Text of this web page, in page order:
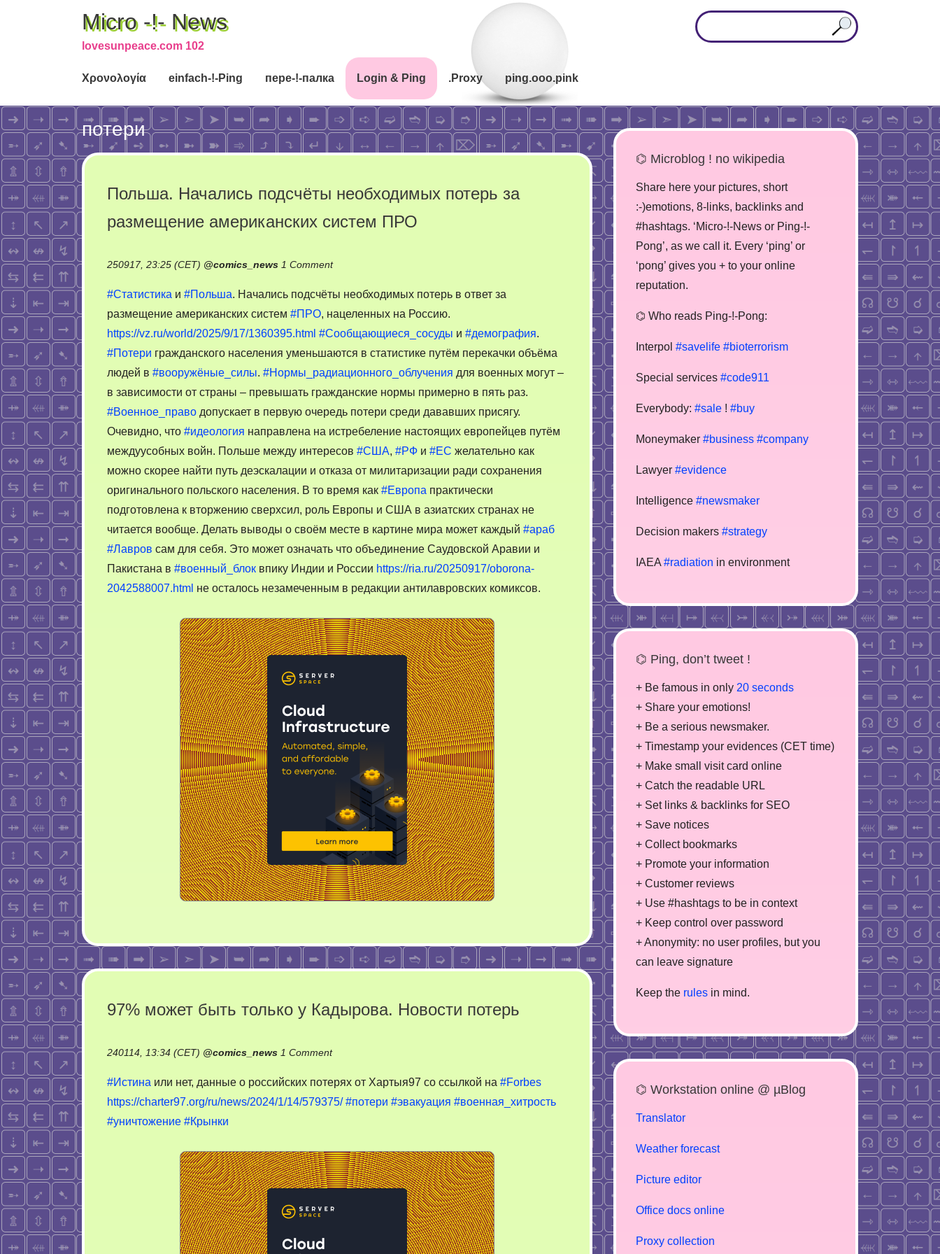
Micro -!- News
lovesunpeace.com 102
Χρονολογία einfach-!-Ping пере-!-палка Login & Ping .Proxy ping.ooo.pink
потери
Польша. Начались подсчёты необходимых потерь за
размещение американских систем ПРО
250917, 23:25 (CET) @comics_news 1 Commenton
Начались
подсчёты
необходимых
потерь
за
систем
ПРО
#Статистика и #Польша. Начались подсчёты необходимых потерь в ответ за
размещение американских систем #ПРО, нацеленных на Россию.
https://vz.ru/world/2025/9/17/1360395.html #Сообщающиеся_сосуды и #демография.
#Потери гражданского населения уменьшаются в статистике путём перекачки объёма
людей в #вооружёные_силы. #Нормы_радиационного_облучения для военных могут –
в зависимости от страны – превышать гражданские нормы примерно в пять раз.
#Военное_право допускает в первую очередь потери среди дававших присягу.
Очевидно, что #идеология направлена на истребеление настоящих европейцев путём
междуусобных войн. Польше между интересов #США, #РФ и #ЕС желательно как
можно скорее найти путь деэскалации и отказа от милитаризации ради сохранения
оригинального польского населения. В то время как #Европа практически
подготовлена к вторжению сверхсил, роль Европы и США в азиатских странах не
читается вообще. Делать выводы о своём месте в картине мира может каждый #араб
#Лавров сам для себя. Это может означать что объединение Саудовской Аравии и
Пакистана в #военный_блок впику Индии и России https://ria.ru/20250917/oborona-
2042588007.html не осталось незамеченным в редакции антилавровских комиксов.
97% может быть только у Кадырова. Новости потерь
240114, 13:34 (CET) @comics_news 1 Commenton
может
быть
Кадырова.
Новости
потерь
#Истина или нет, данные о российских потерях от Хартыя97 со ссылкой на #Forbes
https://charter97.org/ru/news/2024/1/14/579375/ #потери #эвакуация #военная_хитрость
#уничтожение #Крынки
⌬ Microblog ! no wikipedia
Share here your pictures, short
:-)emotions, 8-links, backlinks and
#hashtags. ‘Micro-!-News or Ping-!-
Pong’, as we call it. Every ‘ping’ or
‘pong’ gives you + to your online
reputation.
⌬ Who reads Ping-!-Pong:
Interpol #savelife #bioterrorism
Special services #code911
Everybody: #sale ! #buy
Moneymaker #business #company
Lawyer #evidence
Intelligence #newsmaker
Decision makers #strategy
IAEA #radiation in environment
⌬ Ping, don’t tweet !
+ Be famous in only 20 seconds
+ Share your emotions!
+ Be a serious newsmaker.
+ Timestamp your evidences (CET time)
+ Make small visit card online
+ Catch the readable URL
+ Set links & backlinks for SEO
+ Save notices
+ Collect bookmarks
+ Promote your information
+ Customer reviews
+ Use #hashtags to be in context
+ Keep control over password
+ Anonymity: no user profiles, but you
can leave signature
Keep the rules in mind.
⌬ Workstation online @ µBlog
Translator
Weather forecast
Picture editor
Office docs online
Proxy collection